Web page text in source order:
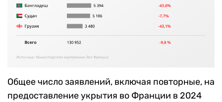
Общее число заявлений, включая повторные, на
предоставление укрытия во Франции в 2024